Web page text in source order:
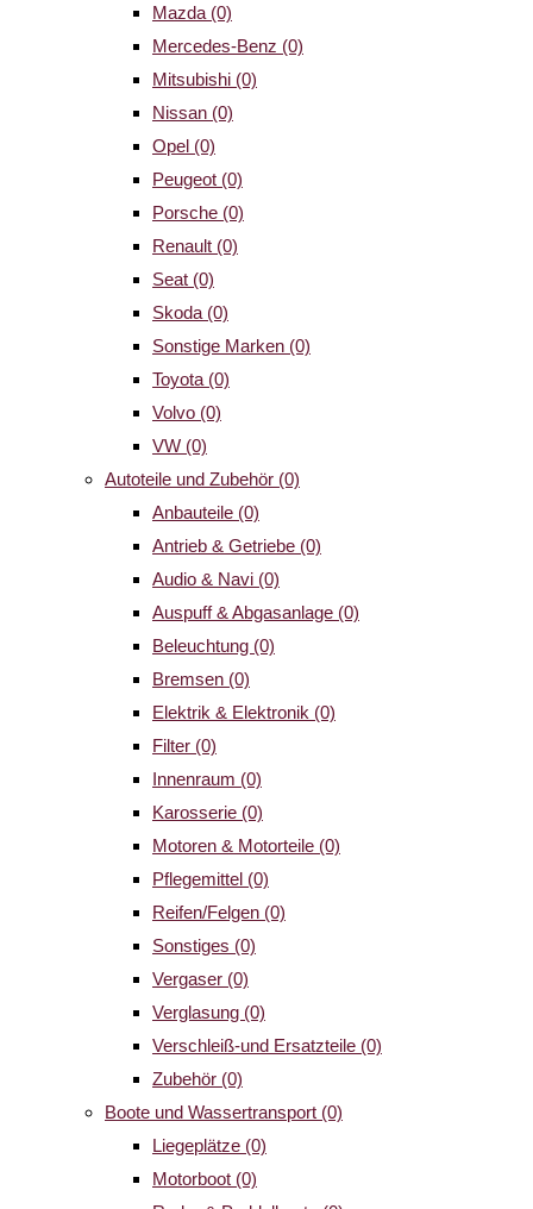
Mazda (0)
Mercedes-Benz (0)
Mitsubishi (0)
Nissan (0)
Opel (0)
Peugeot (0)
Porsche (0)
Renault (0)
Seat (0)
Skoda (0)
Sonstige Marken (0)
Toyota (0)
Volvo (0)
VW (0)
Autoteile und Zubehör (0)
Anbauteile (0)
Antrieb & Getriebe (0)
Audio & Navi (0)
Auspuff & Abgasanlage (0)
Beleuchtung (0)
Bremsen (0)
Elektrik & Elektronik (0)
Filter (0)
Innenraum (0)
Karosserie (0)
Motoren & Motorteile (0)
Pflegemittel (0)
Reifen/Felgen (0)
Sonstiges (0)
Vergaser (0)
Verglasung (0)
Verschleiß-und Ersatzteile (0)
Zubehör (0)
Boote und Wassertransport (0)
Liegeplätze (0)
Motorboot (0)